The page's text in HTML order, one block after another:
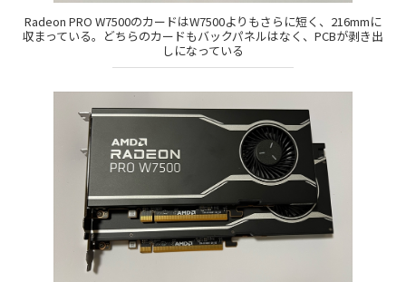
Radeon PRO W7500のカードはW7500よりもさらに短く、216mmに
収まっている。どちらのカードもバックパネルはなく、PCBが剥き出
しになっている